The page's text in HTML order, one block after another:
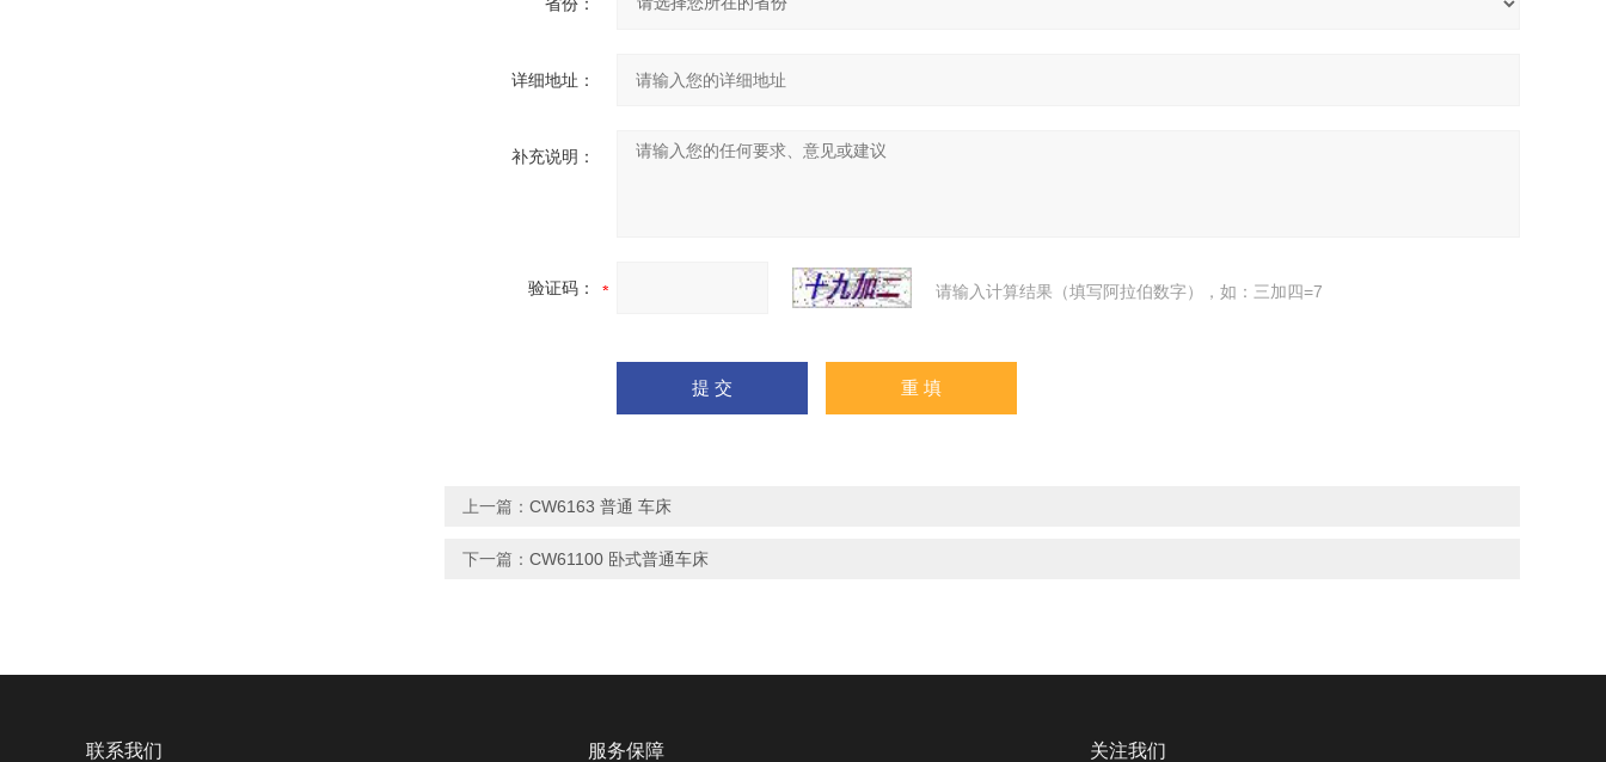
详细地址：
补充说明：
验证码： 请输入计算结果（填写阿拉伯数字），如：三加四=7
上一篇： CW6163 普通 车床
下一篇： CW61100 卧式普通车床
联系我们 服务保障 关注我们